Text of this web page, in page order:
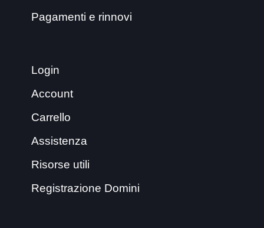
Pagamenti e rinnovi
Login
Account
Carrello
Assistenza
Risorse utili
Registrazione Domini